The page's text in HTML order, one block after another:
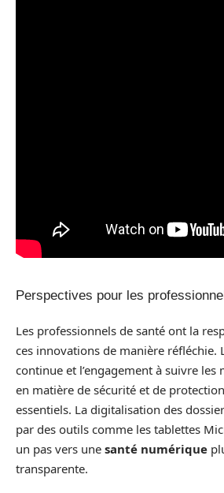
Perspectives pour les
Les professionnels de santé ont la
ces innovations de manière réfléchie.
continue et l’engagement à suivre les
en matière de sécurité et de
essentiels. La digitalisation des
par des outils comme les tablettes
un pas vers une santé numérique
transparente.